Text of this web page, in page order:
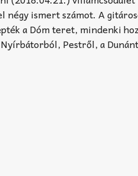
négy ismert számot. A
a Dóm teret, mindenki
Pestről, a